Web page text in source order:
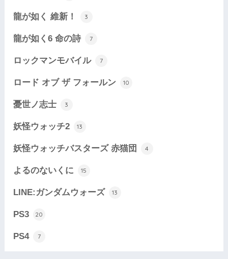
龍が如く 維新！ 3
龍が如く6 命の詩 7
ロックマンモバイル 7
ロード オブ ザ フォールン 10
憂世ノ志士 3
妖怪ウォッチ2 13
妖怪ウォッチバスターズ 赤猫団 4
よるのないくに 15
LINE:ガンダムウォーズ 13
PS3 20
PS4 7